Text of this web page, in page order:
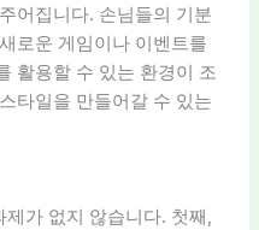
어집니다. 손님들의 기분
로운 게임이나 이벤트를
활용할 수 있는 환경이 조
타일을 만들어갈 수 있는
가 없지 않습니다. 첫째,